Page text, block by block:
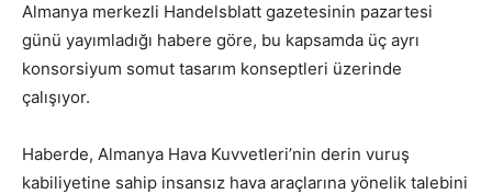
Almanya merkezli Handelsblatt gazetesinin pazartesi
günü yayımladığı habere göre, bu kapsamda üç ayrı
konsorsiyum somut tasarım konseptleri üzerinde
çalışıyor.
Haberde, Almanya Hava Kuvvetleri’nin derin vuruş
kabiliyetine sahip insansız hava araçlarına yönelik talebini